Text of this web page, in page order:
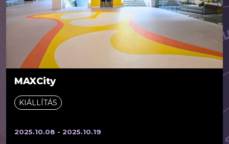
MAXCity
KIÁLLÍTÁS
2025.10.08 - 2025.10.19